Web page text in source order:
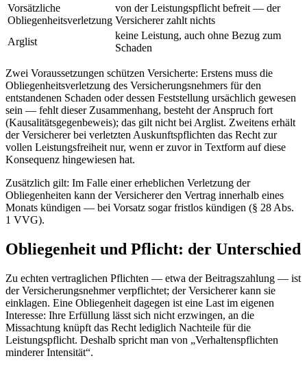
Vorsätzliche
Obliegenheitsverletzung
von der Leistungspflicht befreit — der
Versicherer zahlt nichts
Arglist
keine Leistung, auch ohne Bezug zum
Schaden
Zwei Voraussetzungen schützen Versicherte: Erstens muss die
Obliegenheitsverletzung des Versicherungsnehmers für den
entstandenen Schaden oder dessen Feststellung ursächlich gewesen
sein — fehlt dieser Zusammenhang, besteht der Anspruch fort
(Kausalitätsgegenbeweis); das gilt nicht bei Arglist. Zweitens erhält
der Versicherer bei verletzten Auskunftspflichten das Recht zur
vollen Leistungsfreiheit nur, wenn er zuvor in Textform auf diese
Konsequenz hingewiesen hat.
Zusätzlich gilt: Im Falle einer erheblichen Verletzung der
Obliegenheiten kann der Versicherer den Vertrag innerhalb eines
Monats kündigen — bei Vorsatz sogar fristlos kündigen (§ 28 Abs.
1 VVG).
Obliegenheit und Pflicht: der Unterschied
Zu echten vertraglichen Pflichten — etwa der Beitragszahlung — ist
der Versicherungsnehmer verpflichtet; der Versicherer kann sie
einklagen. Eine Obliegenheit dagegen ist eine Last im eigenen
Interesse: Ihre Erfüllung lässt sich nicht erzwingen, an die
Missachtung knüpft das Recht lediglich Nachteile für die
Leistungspflicht. Deshalb spricht man von „Verhaltenspflichten
minderer Intensität“.